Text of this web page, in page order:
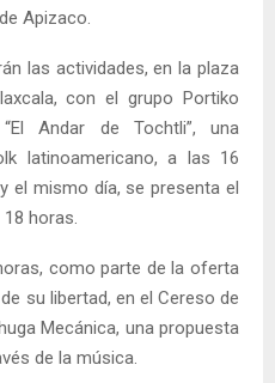
Apizaco.
las actividades, en la plaza
con el grupo Portiko
Andar de Tochtli”, una
latinoamericano, a las 16
el mismo día, se presenta el
horas.
como parte de la oferta
su libertad, en el Cereso de
Mecánica, una propuesta
de la música.